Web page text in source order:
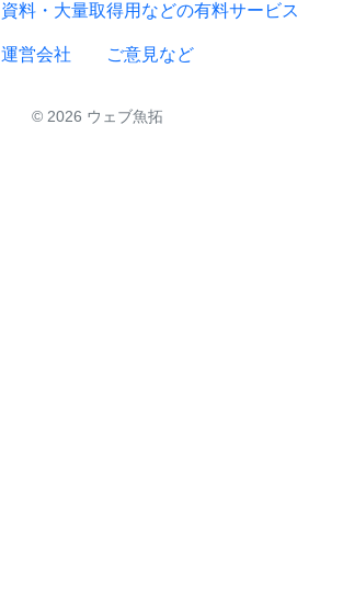
資料・大量取得用などの有料サービス
運営会社 ご意見など
© 2026 ウェブ魚拓